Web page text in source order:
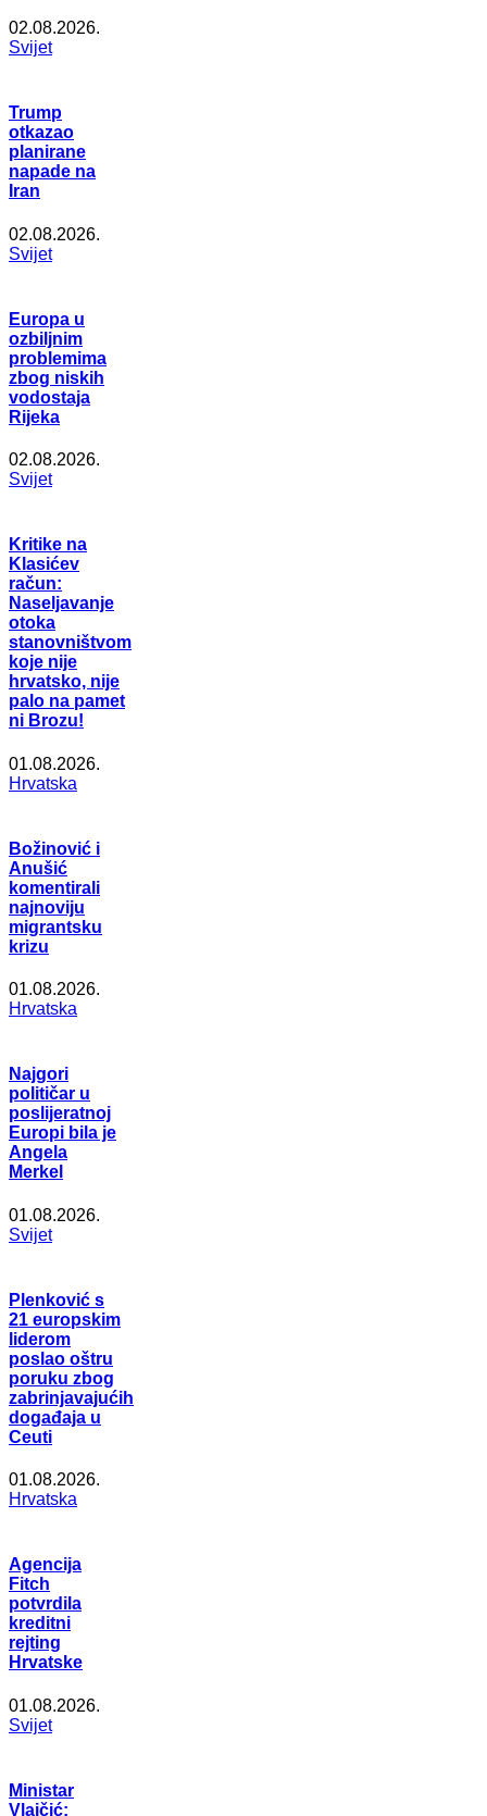
02.08.2026.
Svijet
Trump
otkazao
planirane
napade na
Iran
02.08.2026.
Svijet
Europa u
ozbiljnim
problemima
zbog niskih
vodostaja
Rijeka
02.08.2026.
Svijet
Kritike na
Klasićev
račun:
Naseljavanje
otoka
stanovništvom
koje nije
hrvatsko, nije
palo na pamet
ni Brozu!
01.08.2026.
Hrvatska
Božinović i
Anušić
komentirali
najnoviju
migrantsku
krizu
01.08.2026.
Hrvatska
Najgori
političar u
poslijeratnoj
Europi bila je
Angela
Merkel
01.08.2026.
Svijet
Plenković s
21 europskim
liderom
poslao oštru
poruku zbog
zabrinjavajućih
događaja u
Ceuti
01.08.2026.
Hrvatska
Agencija
Fitch
potvrdila
kreditni
rejting
Hrvatske
01.08.2026.
Svijet
Ministar
Vlajčić: